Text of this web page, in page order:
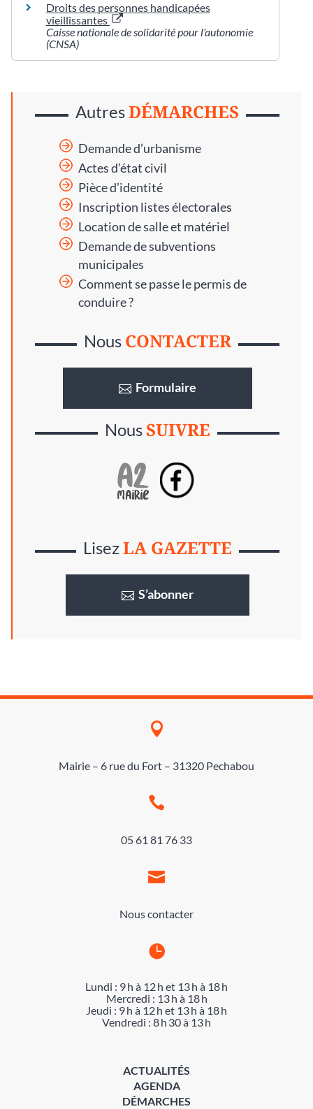
Droits des personnes handicapées
vieillissantes
Caisse nationale de solidarité pour l'autonomie
(CNSA)
AutresDÉMARCHES
Demande d’urbanisme
Actes d’état civil
Pièce d’identité
Inscription listes électorales
Location de salle et matériel
Demande de subventions
municipales
Comment se passe le permis de
conduire ?
Nous CONTACTER
Formulaire
NousSUIVRE
LisezLA GAZETTE
S’abonner

Mairie – 6 rue du Fort – 31320 Pechabou

05 61 81 76 33

Nous contacter

Lundi : 9 h à 12 h et 13 h à 18 h
Mercredi : 13 h à 18 h
Jeudi : 9 h à 12 h et 13 h à 18 h
Vendredi : 8 h 30 à 13 h
ACTUALITÉS
AGENDA
DÉMARCHES